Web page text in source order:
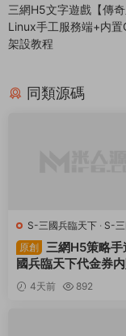
三網H5文字遊戲【傳奇
Linux手工服務端+内置
架設教程
同類源碼
S-三國兵臨天下 · S-三
下· 手遊服務端·頁遊
原創
三網H5策略手
國兵臨天下代金券
修複版】Linux手工
+管理後台+GM授
+簡易安卓客戶端+
4天前 892